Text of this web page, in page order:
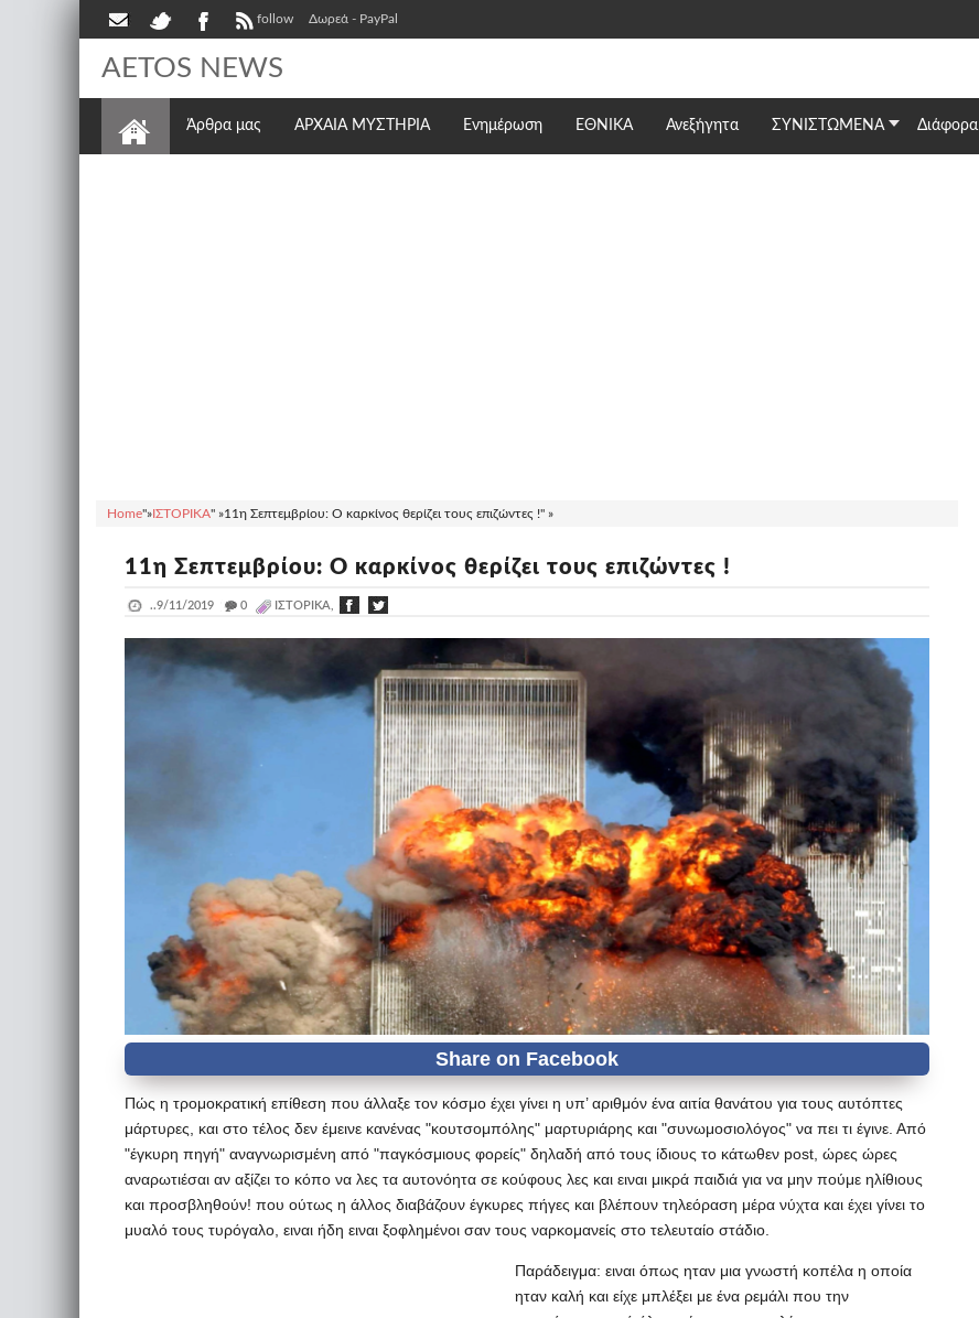
follow Δωρεά - PayPal
AETOS NEWS
Άρθρα μας ΑΡΧΑΙΑ ΜΥΣΤΗΡΙΑ Ενημέρωση ΕΘΝΙΚΆ Ανεξήγητα ΣΥΝΙΣΤΩΜΕΝΑ Διάφορα
Home"»ΙΣΤΟΡΙΚΑ" »11η Σεπτεμβρίου: Ο καρκίνος θερίζει τους επιζώντες !" »
11η Σεπτεμβρίου: Ο καρκίνος θερίζει τους επιζώντες !
..9/11/2019 _ 0 ΙΣΤΟΡΙΚΑ,
Πώς η τρομοκρατική επίθεση που άλλαξε τον κόσμο έχει γίνει η υπ’ αριθμόν ένα αιτία θανάτου για τους αυτόπτες
μάρτυρες, και στο τέλος δεν έμεινε κανένας "κουτσομπόλης" μαρτυριάρης και "συνωμοσιολόγος" να πει τι έγινε. Από
"έγκυρη πηγή" αναγνωρισμένη από "παγκόσμιους φορείς" δηλαδή από τους ίδιους το κάτωθεν post, ώρες ώρες
αναρωτιέσαι αν αξίζει το κόπο να λες τα αυτονόητα σε κούφους λες και ειναι μικρά παιδιά για να μην πούμε ηλίθιους
και προσβληθούν! που ούτως η άλλος διαβάζουν έγκυρες πήγες και βλέπουν τηλεόραση μέρα νύχτα και έχει γίνει το
μυαλό τους τυρόγαλο, ειναι ήδη ειναι ξοφλημένοι σαν τους ναρκομανείς στο τελευταίο στάδιο.
Παράδειγμα: ειναι όπως ηταν μια γνωστή κοπέλα η οποία
ηταν καλή και είχε μπλέξει με ένα ρεμάλι που την